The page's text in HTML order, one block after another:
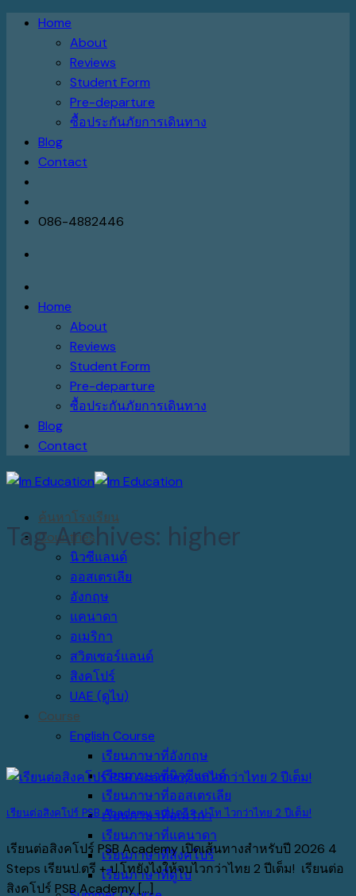
Skip Home
About
Reviews
Student Form
Pre-departure
ซื้อประกันภัยการเดินทาง
Blog
Contact
086-4882446
Home
About
Reviews
Student Form
Pre-departure
ซื้อประกันภัยการเดินทาง
Blog
Contact
ค้นหาโรงเรียน
Countries
นิวซีแลนด์
ออสเตรเลีย
อังกฤษ
แคนาดา
อเมริกา
สวิตเซอร์แลนด์
สิงคโปร์
UAE (ดูไบ)
Course
English Course
เรียนภาษาที่อังกฤษ
เรียนภาษาที่นิวซีแลนด์
เรียนภาษาที่ออสเตรเลีย
เรียนภาษาที่อเมริกา
เรียนภาษาที่แคนาดา
เรียนภาษาที่สิงคโปร์
เรียนภาษาที่ดูไบ
Tag Archives: higher
เรียนต่อสิงคโปร์ PSB Academy จบป.ตรี + ป.โท ไวกว่าไทย 2 ปีเต็ม!
เรียนต่อสิงคโปร์ PSB Academy เปิดเส้นทางสำหรับปี 2026 4
Steps เรียนป.ตรี + ป.โทยังไงให้จบไวกว่าไทย 2 ปีเต็ม! เรียนต่อ
สิงคโปร์ PSB Academy [...]